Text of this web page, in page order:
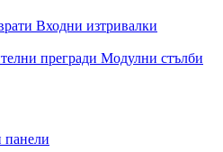
Входни изтривалки
прегради Модулни стълби
панели